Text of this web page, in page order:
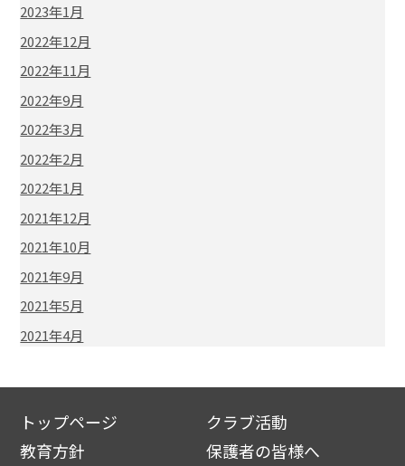
2023年1月
2022年12月
2022年11月
2022年9月
2022年3月
2022年2月
2022年1月
2021年12月
2021年10月
2021年9月
2021年5月
2021年4月
トップページ
教育方針
クラブ活動
保護者の皆様へ